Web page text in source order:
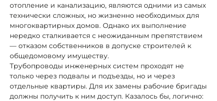
отопление и канализацию, являются одними из самых
технически сложных, но жизненно необходимых для
многоквартирных домов. Однако их выполнение
нередко сталкивается с неожиданным препятствием
— отказом собственников в допуске строителей к
общедомовому имуществу.
Трубопроводы инженерных систем проходят не
только через подвалы и подъезды, но и через
отдельные квартиры. Для их замены рабочие бригады
должны получить к ним доступ. Казалось бы, логично: